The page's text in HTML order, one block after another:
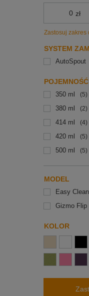
zł
Zastosuj zakres
SYSTEM
AutoSpout
POJEMNOŚĆ
350 ml 5
380 ml 2
414 ml 4
420 ml 5
500 ml 5
MODEL
Easy Clean
Gizmo Flip
KOLOR